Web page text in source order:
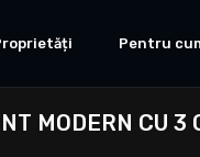
Pentru
MODERN CU 3